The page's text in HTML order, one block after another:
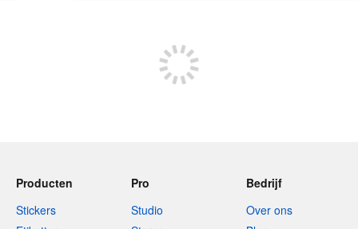
Producten
Stickers
Pro
Studio
Bedrijf
Over ons